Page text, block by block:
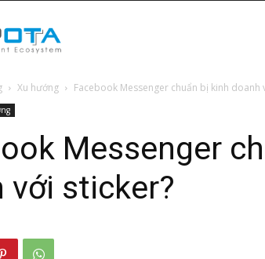
News
Xu hướng Facebook Messenger chuẩn bị kinh doanh
Messenger
với sticker?